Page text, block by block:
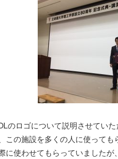
のロゴについて説明させてい
この施設を多くの人に使って
に使わせてもらっていました